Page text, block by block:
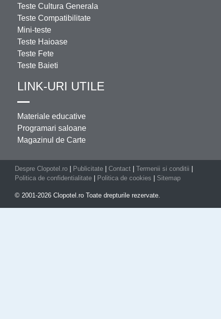
Teste Cultura Generala
Teste Compatibilitate
Mini-teste
Teste Haioase
Teste Fete
Teste Baieti
LINK-URI UTILE
Materiale educative
Programari saloane
Magazinul de Carte
Despre Clopotel.ro Publicitate Contact Termenii si conditii
Politica de confidentialitate
Politica de cookies Sitemap
© 2001-2026 Clopotel.ro Toate drepturile rezervate.